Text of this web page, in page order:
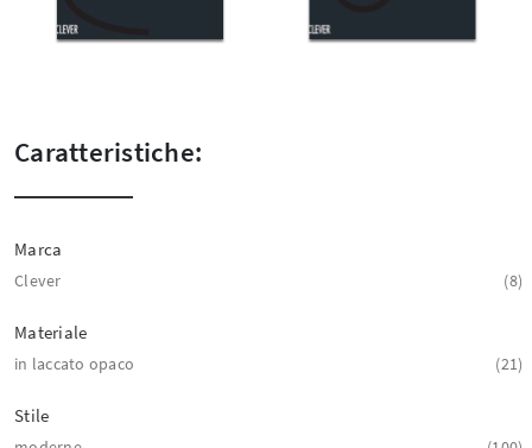
Caratteristiche:
Marca
Clever 8
Materiale
in laccato opaco 21
Stile